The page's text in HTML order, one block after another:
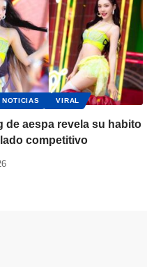
NOTICIAS VIRAL
de aespa revela su habito
competitivo